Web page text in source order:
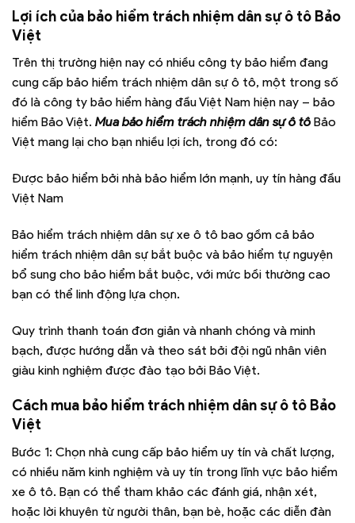
Lợi ích của bảo hiểm trách nhiệm dân sự ô tô Bảo
Việt
Trên thị trường hiện nay có nhiều công ty bảo hiểm đang
cung cấp bảo hiểm trách nhiệm dân sự ô tô, một trong số
đó là công ty bảo hiểm hàng đầu Việt Nam hiện nay – bảo
hiểm Bảo Việt. Mua bảo hiểm trách nhiệm dân sự ô tô Bảo
Việt mang lại cho bạn nhiều lợi ích, trong đó có:
Được bảo hiểm bởi nhà bảo hiểm lớn mạnh, uy tín hàng đầu
Việt Nam
Bảo hiểm trách nhiệm dân sự xe ô tô bao gồm cả bảo
hiểm trách nhiệm dân sự bắt buộc và bảo hiểm tự nguyện
bổ sung cho bảo hiểm bắt buộc, với mức bồi thường cao
bạn có thể linh động lựa chọn.
Quy trình thanh toán đơn giản và nhanh chóng và minh
bạch, được hướng dẫn và theo sát bởi đội ngũ nhân viên
giàu kinh nghiệm được đào tạo bởi Bảo Việt.
Cách mua bảo hiểm trách nhiệm dân sự ô tô Bảo
Việt
Bước 1: Chọn nhà cung cấp bảo hiểm uy tín và chất lượng,
có nhiều năm kinh nghiệm và uy tín trong lĩnh vực bảo hiểm
xe ô tô. Bạn có thể tham khảo các đánh giá, nhận xét,
hoặc lời khuyên từ người thân, bạn bè, hoặc các diễn đàn